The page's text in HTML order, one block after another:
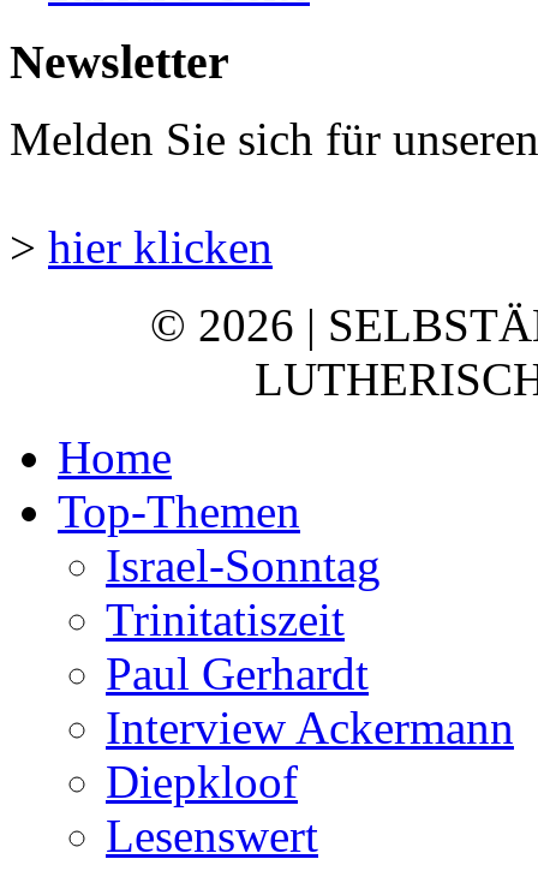
Newsletter
Melden Sie sich für
> hier klicken
© 2026 |
Home
Top-Themen
Israel-Sonntag
Trinitatiszeit
Paul Gerhardt
Interview Ackermann
Diepkloof
Lesenswert